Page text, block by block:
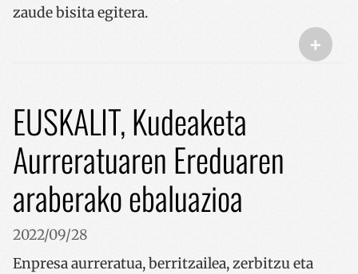
zaude bisita egitera.
+
EUSKALIT, Kudeaketa
Aurreratuaren Ereduaren
araberako ebaluazioa
2022/09/28
Enpresa aurreratua, berritzailea, zerbitzu eta